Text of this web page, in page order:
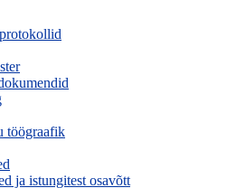
töögraafik
ja istungitest osavõtt